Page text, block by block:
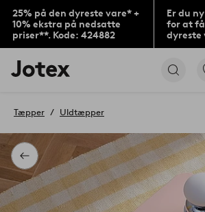
25% på den dyreste vare* +
10% ekstra på nedsatte
priser**. Kode: 424882
Er du
for at
dyreste
Jotex
logo
til
Tilbage
Tæpper Uldtæpper